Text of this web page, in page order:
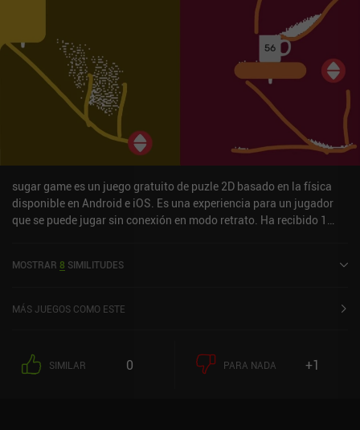
sugar game es un juego gratuito de puzle 2D basado en la física
disponible en Android e iOS. Es una experiencia para un jugador
que se puede jugar sin conexión en modo retrato. Ha recibido 1
sobre 5,0 en Google Play y de 4,3 sobre 5,0 en la App Store de iOS.
MOSTRAR 8 SIMILITUDES
MÁS JUEGOS COMO ESTE
SIMILAR 0 PARA NADA +1